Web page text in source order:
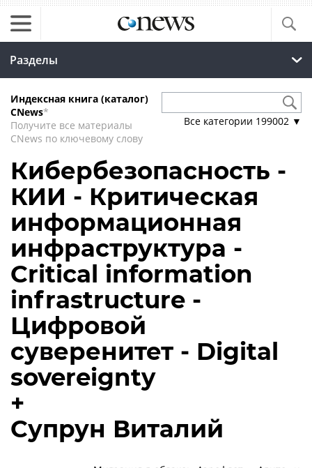
Разделы
Индексная книга (каталог)
CNews*
Получите все материалы
CNews по ключевому слову
Все категории 199002 ▼
Кибербезопасность -
КИИ - Критическая
информационная
инфраструктура -
Critical information
infrastructure -
Цифровой
суверенитет - Digital
sovereignty
+
Супрун Виталий